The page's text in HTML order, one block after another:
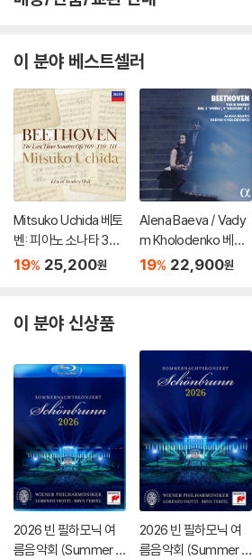
이 분야 베스트셀러
Mitsuko Uchida 베토
벤: 피아노 소나타 30-
32번 (Beethoven: Pi
19% 25,200원
Alena Baeva / Vady
m Kholodenko 베토
벤: 바이올린 소나타 5
19% 22,900원
이 분야 신상품
2026 빈 필하모닉 여
름음악회 (Summer Ni
2026 빈 필하모닉 여
름음악회 (Summer Ni